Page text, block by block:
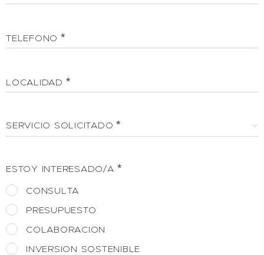
TELEFONO
LOCALIDAD
SERVICIO SOLICITADO
ESTOY INTERESADO/A
CONSULTA
PRESUPUESTO
COLABORACION
INVERSION SOSTENIBLE